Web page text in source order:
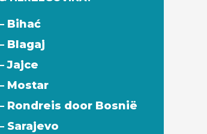
Bihać
Blagaj
Jajce
Mostar
Rondreis door Bosnië
Sarajevo